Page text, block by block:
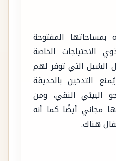
بمساحاتها المفتوحة
الاحتياجات الخاصة
السُبل التي توفر لهم
التدخين بالحديقة
البيئي النقي، ومن
مجاني أيضًا كما أنه
هناك.